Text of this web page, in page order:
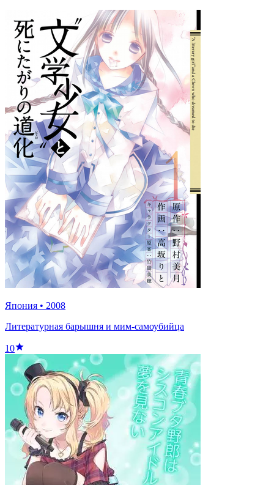
Япония • 2008
Литературная барышня и мим-самоубийца
10